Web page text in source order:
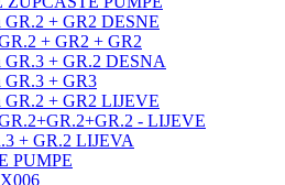
GR.2 + GR2 DESNE
+ GR2 + GR2
GR.3 + GR.2 DESNA
GR.3 + GR3
GR.2 + GR2 LIJEVE
- LIJEVE
+ GR.2 LIJEVA
PUMPE